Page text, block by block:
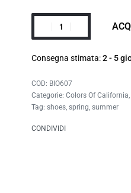
Consegna stimata: 2 - 5
BIO607
Categorie:Colors Of California,
Tag:shoes,spring,summer
CONDIVIDI